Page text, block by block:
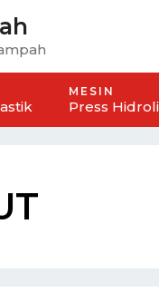
MESIN
Press